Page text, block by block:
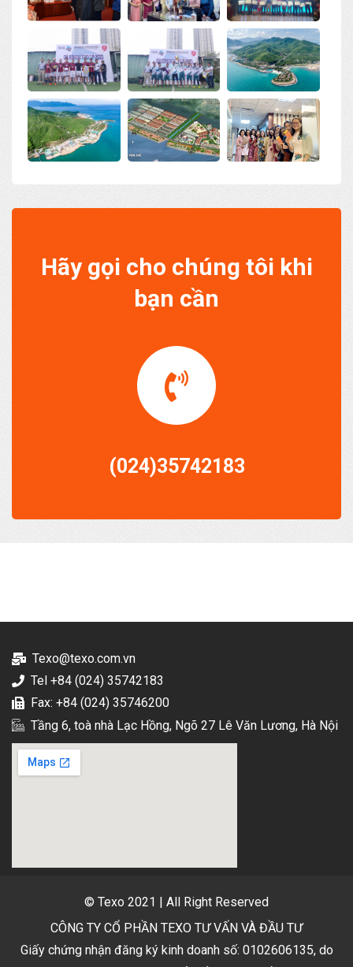
Hãy gọi cho chúng tôi khi
bạn cần
(024)35742183
Texo@texo.com.vn
Tel +84 (024) 35742183
Fax: +84 (024) 35746200
Tầng 6, toà nhà Lạc Hồng, Ngõ 27 Lê Văn Lương, Hà Nội
© Texo 2021 | All Right Reserved
CÔNG TY CỔ PHẦN TEXO TƯ VẤN VÀ ĐẦU TƯ
Giấy chứng nhận đăng ký kinh doanh số: 0102606135, do